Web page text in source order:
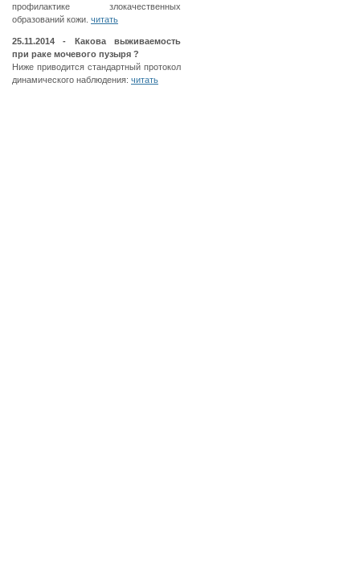
профилактике злокачественных
образований кожи. читать
25.11.2014 - Какова выживаемость
при раке мочевого пузыря ?
Ниже приводится стандартный протокол
динамического наблюдения: читать